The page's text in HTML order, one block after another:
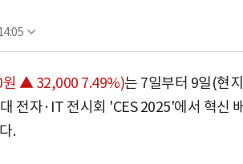
원 ▲ 32,000 7.49%)는 7일부터 9일(현
전자·IT 전시회 'CES 2025'에서 혁신
.